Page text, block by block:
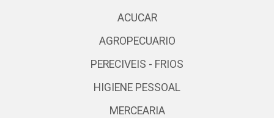
ACUCAR
AGROPECUARIO
PERECIVEIS - FRIOS
HIGIENE PESSOAL
MERCEARIA